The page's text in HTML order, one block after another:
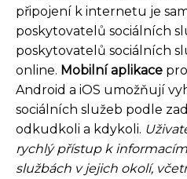
připojení k internetu je
poskytovatelů sociálních
poskytovatelů sociálních
online. Mobilní aplikace
Android a iOS umožňují
sociálních služeb podle
odkudkoli a kdykoli.
rychlý přístup k
službách v jejich okolí,